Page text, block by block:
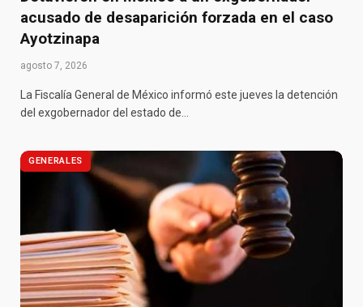
acusado de desaparición forzada en el caso
Ayotzinapa
agosto 7, 2026
La Fiscalía General de México informó este jueves la detención
del exgobernador del estado de…
GENERALES